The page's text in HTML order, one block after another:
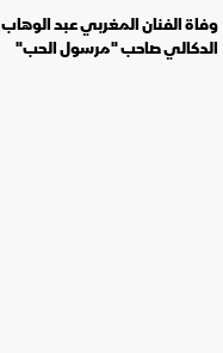
وفاة الفنان المغربي عبد الوهاب
الدكالي صاحب "مرسول الحب"